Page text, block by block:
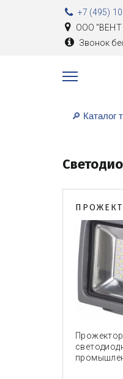
+7 (495)
ООО "ВЕНТ
Звонок
🔎 Каталог